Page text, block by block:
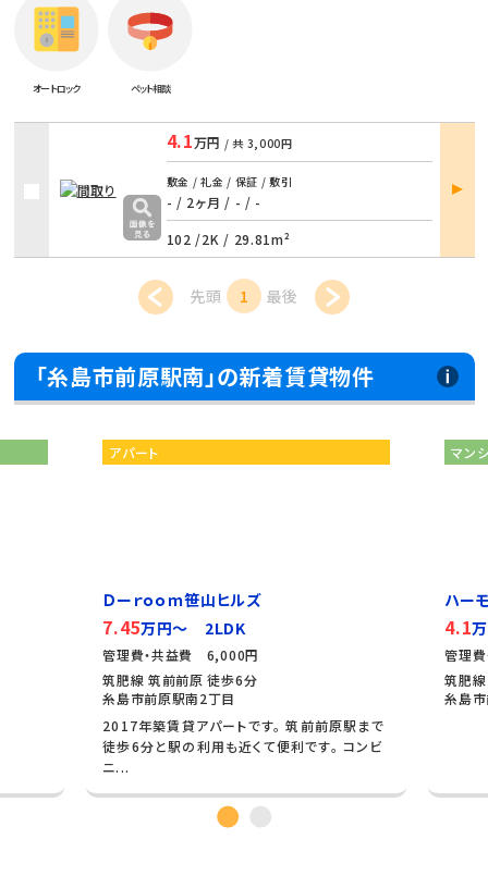
オートロック ペット相談
4.1万円 / 共 3,000円
敷金 / 礼金 / 保証 / 敷引
- / 2ヶ月 / - / -
102 /2K / 29.81m²
部屋
詳細
先頭 1 最後
「糸島市前原駅南」の新着賃貸物件
アパート
Ｄーｒｏｏｍ笹山ヒルズ
7.45万円～ 2LDK
管理費・共益費 6,000円
筑肥線 筑前前原 徒歩6分
糸島市前原駅南2丁目
2017年築賃貸アパートです。 筑前前原駅まで
徒歩6分と駅の利用も近くて便利です。 コンビ
ニ...
マン
ハー
4.1
管理
筑肥
糸島